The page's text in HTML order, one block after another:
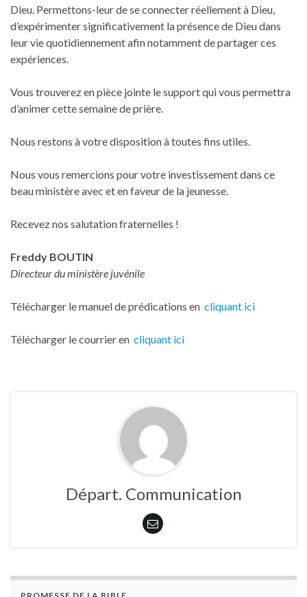
Dieu. Permettons-leur de se connecter réellement à Dieu,
d’expérimenter significativement la présence de Dieu dans
leur vie quotidiennement afin notamment de partager ces
expériences.
Vous trouverez en pièce jointe le support qui vous permettra
d’animer cette semaine de prière.
Nous restons à votre disposition à toutes fins utiles.
Nous vous remercions pour votre investissement dans ce
beau ministère avec et en faveur de la jeunesse.
Recevez nos salutation fraternelles !
Freddy BOUTIN
Directeur du ministère juvénile
Télécharger le manuel de prédications en cliquant ici
Télécharger le courrier en cliquant ici
Départ. Communication